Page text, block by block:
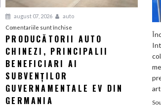
august 07, 2026
auto
Comentariile sunt închise
Producătorii
auto
chinezi,
ai
PRODUCĂTORII AUTO
CHINEZI, PRINCIPALII
BENEFICIARI AI
SUBVENȚILOR
GUVERNAMENTALE EV DIN
GERMANIA